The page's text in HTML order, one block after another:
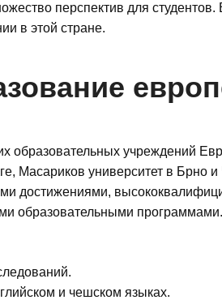
перспектив для
в этой стране.
образовательных учреждений
Масариков университет в Брно
достижениями,
образовательными программами.
и чешском языках.